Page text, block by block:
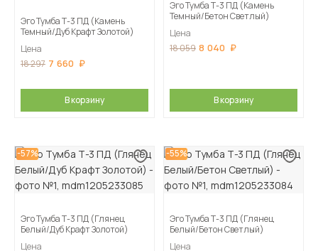
Эго Тумба Т-3 ПД (Камень
Темный/Дуб Крафт Золотой)
Цена
18 297 7 660
В корзину
Эго Тумба Т-3 ПД (Камень
Темный/Бетон Светлый)
Цена
18 059 8 040
В корзину
-57%
Эго Тумба Т-3 ПД (Глянец
Белый/Дуб Крафт Золотой)
Цена
-55%
Эго Тумба Т-3 ПД (Глянец
Белый/Бетон Светлый)
Цена